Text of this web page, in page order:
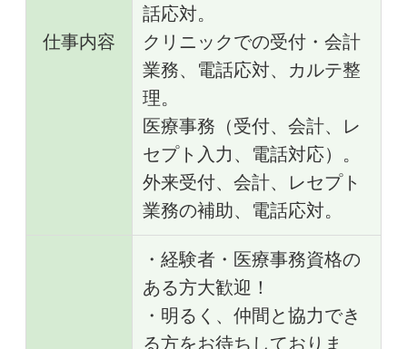
仕事内容
話応対。
クリニックでの受付・会計
業務、電話応対、カルテ整
理。
医療事務（受付、会計、レ
セプト入力、電話対応）。
外来受付、会計、レセプト
業務の補助、電話応対。
・経験者・医療事務資格の
ある方大歓迎！
・明るく、仲間と協力でき
る方をお待ちしておりま